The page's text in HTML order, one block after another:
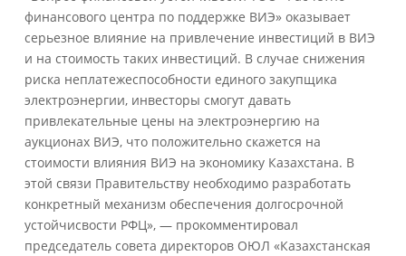
финансового центра по поддержке ВИЭ» оказывает
серьезное влияние на привлечение инвестиций в ВИЭ
и на стоимость таких инвестиций. В случае снижения
риска неплатежеспособности единого закупщика
электроэнергии, инвесторы смогут давать
привлекательные цены на электроэнергию на
аукционах ВИЭ, что положительно скажется на
стоимости влияния ВИЭ на экономику Казахстана. В
этой связи Правительству необходимо разработать
конкретный механизм обеспечения долгосрочной
устойчисвости РФЦ», — прокомментировал
председатель совета директоров ОЮЛ «Казахстанская